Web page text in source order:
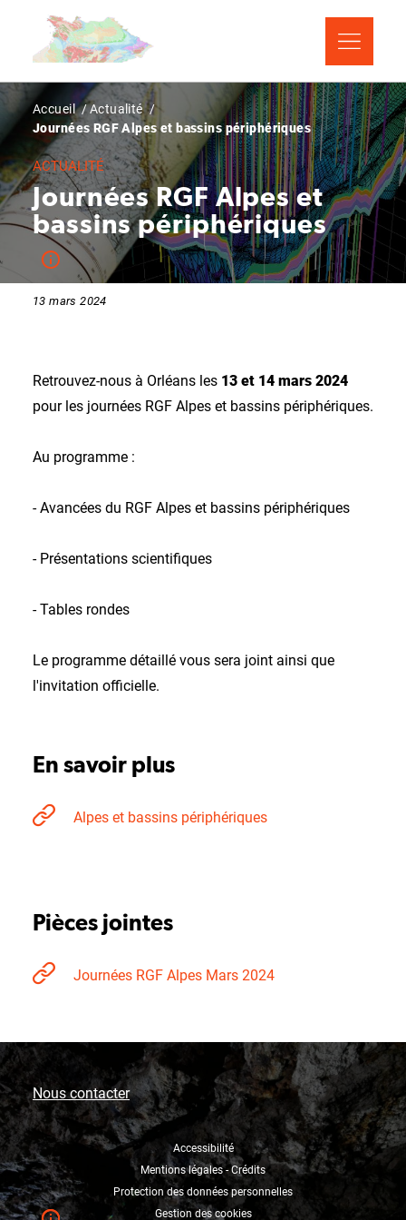
contenu
Fil
d'Ariane
Accueil
Actualité
Journées RGF Alpes et bassins périphériques
ACTUALITÉ
Journées RGF Alpes et
bassins périphériques
13 mars 2024
Retrouvez-nous à Orléans les 13 et 14 mars 2024
pour les journées RGF Alpes et bassins périphériques.
Au programme :
- Avancées du RGF Alpes et bassins périphériques
- Présentations scientifiques
- Tables rondes
Le programme détaillé vous sera joint ainsi que
l'invitation officielle.
En savoir plus
Alpes et bassins périphériques
Pièces jointes
Journées RGF Alpes Mars 2024
Nous contacter
Accessibilité
Mentions légales - Crédits
Protection des données personnelles
Gestion des cookies